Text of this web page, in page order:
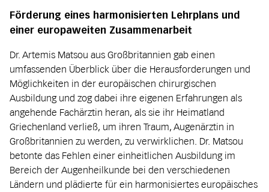
Förderung eines harmonisierten Lehrplans und
einer europaweiten Zusammenarbeit
Dr. Artemis Matsou aus Großbritannien gab einen
umfassenden Überblick über die Herausforderungen und
Möglichkeiten in der europäischen chirurgischen
Ausbildung und zog dabei ihre eigenen Erfahrungen als
angehende Fachärztin heran, als sie ihr Heimatland
Griechenland verließ, um ihren Traum, Augenärztin in
Großbritannien zu werden, zu verwirklichen. Dr. Matsou
betonte das Fehlen einer einheitlichen Ausbildung im
Bereich der Augenheilkunde bei den verschiedenen
Ländern und plädierte für ein harmonisiertes europäisches